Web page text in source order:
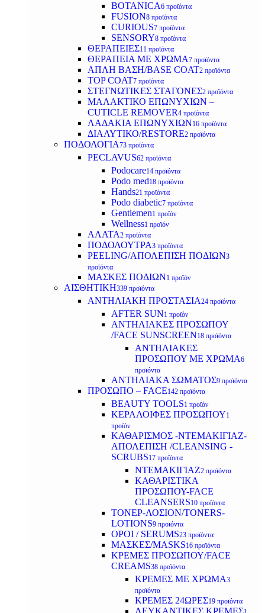
BOTANICA6 προϊόντα
FUSION8 προϊόντα
CURIOUS7 προϊόντα
SENSORY8 προϊόντα
ΘΕΡΑΠΕΙΕΣ11 προϊόντα
ΘΕΡΑΠΕΙΑ ΜΕ ΧΡΩΜΑ7 προϊόντα
ΑΠΛΗ ΒΑΣΗ/BASE COAT2 προϊόντα
TOP COAT7 προϊόντα
ΣΤΕΓΝΩΤΙΚΕΣ ΣΤΑΓΟΝΕΣ2 προϊόντα
ΜΑΛΑΚΤΙΚΟ ΕΠΩΝΥΧΙΩΝ –
CUTICLE REMOVER4 προϊόντα
ΛΑΔΑΚΙΑ ΕΠΩΝΥΧΙΩΝ16 προϊόντα
ΔΙΑΛΥΤΙΚΟ/RESTORE2 προϊόντα
ΠΟΔΟΛΟΓΙΑ73 προϊόντα
PECLAVUS62 προϊόντα
Podocare14 προϊόντα
Podo med18 προϊόντα
Hands21 προϊόντα
Podo diabetic7 προϊόντα
Gentlemen1 προϊόν
Wellness1 προϊόν
ΑΛΑΤΑ2 προϊόντα
ΠΟΔΟΛΟΥΤΡΑ3 προϊόντα
PEELING/ΑΠΟΛΕΠΙΣΗ ΠΟΔΙΩΝ3
προϊόντα
ΜΑΣΚΕΣ ΠΟΔΙΩΝ1 προϊόν
ΑΙΣΘΗΤΙΚΗ339 προϊόντα
ΑΝΤΗΛΙΑΚΗ ΠΡΟΣΤΑΣΙΑ24 προϊόντα
AFTER SUN1 προϊόν
ΑΝΤΗΛΙΑΚΕΣ ΠΡΟΣΩΠΟΥ
/FACE SUNSCREEN18 προϊόντα
ΑΝΤΗΛΙΑΚΕΣ
ΠΡΟΣΩΠΟΥ ΜΕ ΧΡΩΜΑ6
προϊόντα
ΑΝΤΗΛΙΑΚΑ ΣΩΜΑΤΟΣ9 προϊόντα
ΠΡΟΣΩΠΟ – FACE142 προϊόντα
BEAUTY TOOLS1 προϊόν
ΚΕΡΑΛΟΙΦΕΣ ΠΡΟΣΩΠΟΥ1
προϊόν
ΚΑΘΑΡΙΣΜΟΣ -ΝΤΕΜΑΚΙΓΙΑΖ-
ΑΠΟΛΕΠΙΣΗ /CLEANSING -
SCRUBS17 προϊόντα
ΝΤΕΜΑΚΙΓΙΑΖ2 προϊόντα
ΚΑΘΑΡΙΣΤΙΚΑ
ΠΡΟΣΩΠΟΥ-FACE
CLEANSERS10 προϊόντα
ΤΟΝΕΡ-ΛΟΣΙΟΝ/TONERS-
LOTIONS9 προϊόντα
ΟΡΟΙ / SERUMS23 προϊόντα
ΜΑΣΚΕΣ/MASKS16 προϊόντα
ΚΡΕΜΕΣ ΠΡΟΣΩΠΟΥ/FACE
CREAMS38 προϊόντα
ΚΡΕΜΕΣ ΜΕ ΧΡΩΜΑ3
προϊόντα
ΚΡΕΜΕΣ 24ΩΡΕΣ19 προϊόντα
ΛΕΥΚΑΝΤΙΚΕΣ ΚΡΕΜΕΣ